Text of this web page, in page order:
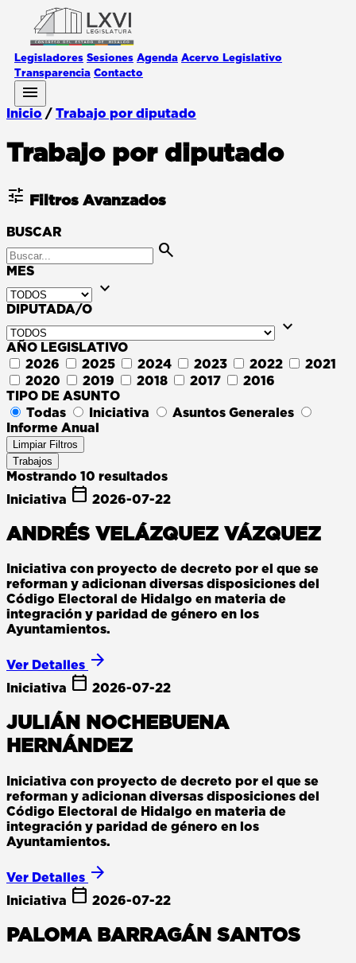
Legisladores Sesiones Agenda Acervo Legislativo
Transparencia Contacto
menu
Inicio / Trabajo por diputado
Trabajo por diputado
tune Filtros Avanzados
BUSCAR
search
MES
expand_more
DIPUTADA/O
expand_more
AÑO LEGISLATIVO
2026
2025 2024 2023 2022
2021
2020
2019 2018 2017
2016
TIPO DE ASUNTO
Todas
Iniciativa
Asuntos Generales
Informe Anual
Limpiar Filtros
Trabajos
Mostrando 10 resultados
Iniciativa calendar_today 2026-07-22
ANDRÉS VELÁZQUEZ VÁZQUEZ
Iniciativa con proyecto de decreto por el que se
reforman y adicionan diversas disposiciones del
Código Electoral de Hidalgo en materia de
integración y paridad de género en los
Ayuntamientos.
Ver Detalles arrow_forward
Iniciativa calendar_today 2026-07-22
JULIÁN NOCHEBUENA
HERNÁNDEZ
Iniciativa con proyecto de decreto por el que se
reforman y adicionan diversas disposiciones del
Código Electoral de Hidalgo en materia de
integración y paridad de género en los
Ayuntamientos.
Ver Detalles arrow_forward
Iniciativa calendar_today 2026-07-22
PALOMA BARRAGÁN SANTOS